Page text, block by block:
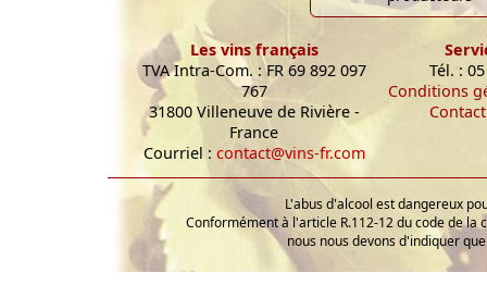
Les vins français
TVA Intra-Com. : FR 69 892 097
767
31800 Villeneuve de Rivière -
France
Courriel : contact@vins-fr.com
Tél. :
Conditions
Contact
L'abus d'alcool est dangereux
Conformément à l'article R.112-12 du code de la
nous nous devons d'indiquer